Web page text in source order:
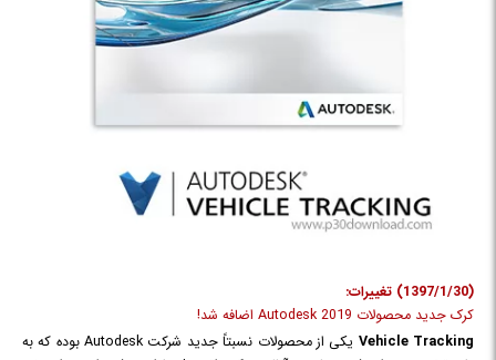
(1397/1/30) تغییرات:
کرک جدید محصولات Autodesk 2019 اضافه شد!
Vehicle Tracking
یکی از محصولات نسبتاً جدید شرکت Autodesk بوده که به